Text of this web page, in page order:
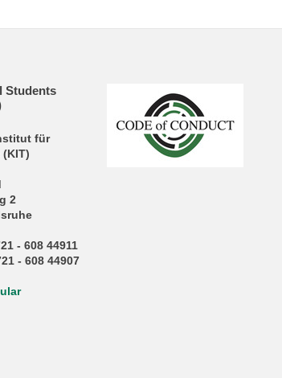
Students
für
2
- 608 44911
- 608 44907